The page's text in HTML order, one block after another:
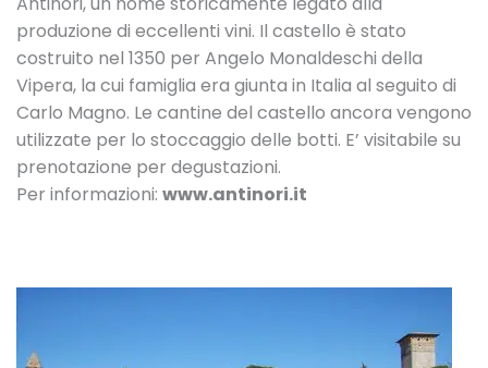
produzione di eccellenti vini. Il castello è stato
costruito nel 1350 per Angelo Monaldeschi della
Vipera, la cui famiglia era giunta in Italia al seguito di
Carlo Magno. Le cantine del castello ancora vengono
utilizzate per lo stoccaggio delle botti. E’ visitabile su
prenotazione per degustazioni.
Per informazioni: www.antinori.it